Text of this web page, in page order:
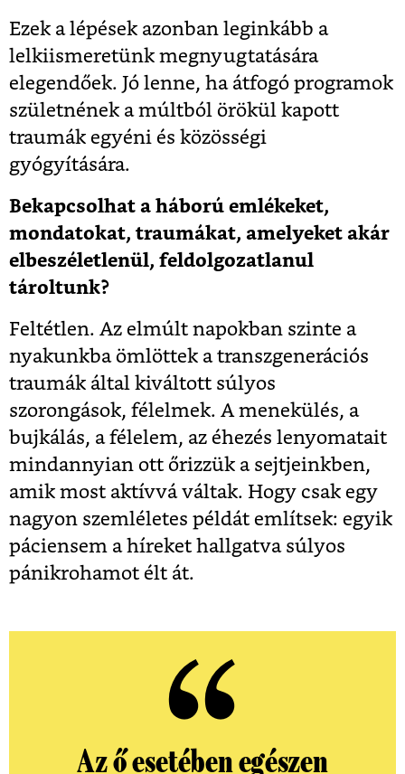
Ezek a lépések azonban leginkább a
lelkiismeretünk megnyugtatására
elegendőek. Jó lenne, ha átfogó programok
születnének a múltból örökül kapott
traumák egyéni és közösségi
gyógyítására.
Bekapcsolhat a háború emlékeket,
mondatokat, traumákat, amelyeket akár
elbeszéletlenül, feldolgozatlanul
tároltunk?
Feltétlen. Az elmúlt napokban szinte a
nyakunkba ömlöttek a transzgenerációs
traumák által kiváltott súlyos
szorongások, félelmek. A menekülés, a
bujkálás, a félelem, az éhezés lenyomatait
mindannyian ott őrizzük a sejtjeinkben,
amik most aktívvá váltak. Hogy csak egy
nagyon szemléletes példát említsek: egyik
páciensem a híreket hallgatva súlyos
pánikrohamot élt át.
Az ő esetében egészen